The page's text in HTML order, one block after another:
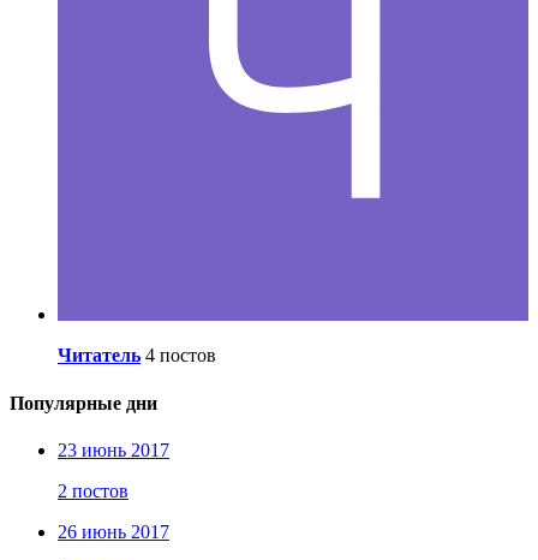
Читатель 4 постов
Популярные дни
23 июнь 2017
2 постов
26 июнь 2017